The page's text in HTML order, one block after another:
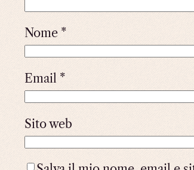
Nome *
Email *
Sito web